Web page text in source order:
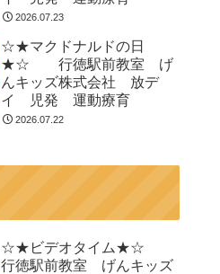
2026.07.23
☆★マクドナルドの日
★☆ 行徳駅前教室 げ
んキッズ株式会社 放デ
イ 児発 運動療育
2026.07.22
☆★ビデオタイム★☆
行徳駅前教室 げんキッズ